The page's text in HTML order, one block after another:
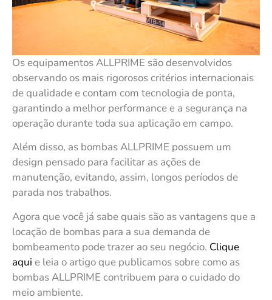
Os equipamentos ALLPRIME são desenvolvidos
observando os mais rigorosos critérios internacionais
de qualidade e contam com tecnologia de ponta,
garantindo a melhor performance e a segurança na
operação durante toda sua aplicação em campo.
Além disso, as bombas ALLPRIME possuem um
design pensado para facilitar as ações de
manutenção, evitando, assim, longos períodos de
parada nos trabalhos.
Agora que você já sabe quais são as vantagens que a
locação de bombas para a sua demanda de
bombeamento pode trazer ao seu negócio. Clique
aqui e leia o artigo que publicamos sobre como as
bombas ALLPRIME contribuem para o cuidado do
meio ambiente.